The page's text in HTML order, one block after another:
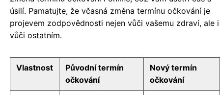
úsilí. Pamatujte, že včasná změna termínu očkování je
projevem zodpovědnosti nejen vůči vašemu zdraví, ale i
vůči ostatním.
Vlastnost
Původní termín
očkování
Nový termín
očkování